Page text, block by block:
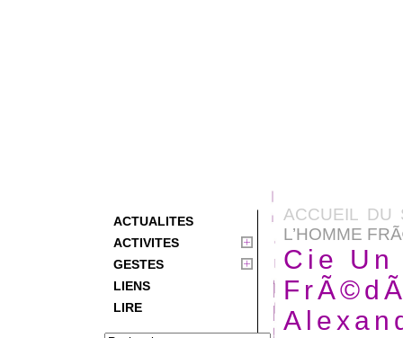
ACTUALITES
ACTIVITES
GESTES
LIENS
LIRE
ACCUEIL DU
L’HOMME
Cie Un